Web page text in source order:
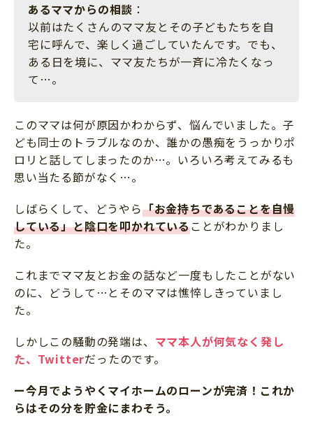
あるママからの相談 ：
以前はたくさんのママ友とその子どもたちを自
宅に呼んで、楽しく過ごしていたんです。でも、
ある日を境に、ママ友たちが一斉に冷たくなっ
て…。
このママは何が原因かわからず、悩んでいました。子
ども同士のトラブルなのか、誰かの愚痴をうっかりポ
ロリと話してしまったのか…。いろいろ考えてみるも
思い当たる節がなく…。
しばらくして、どうやら「お金持ちであることを自慢
している」と陰口を叩かれていることがわかりまし
た。
これまでママ友とお金の話など一度もしたことがない
のに、どうして…とそのママは憔悴しきっていまし
た。
しかしこの騒動の発端は、 ママ本人が何気なく発し
た、Twitterだったのです。
ー今月でようやくマイホームのローンが完済！これか
らはその分を貯金にまわそう。